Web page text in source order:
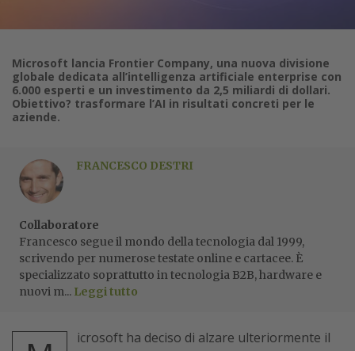
Microsoft lancia Frontier Company, una nuova divisione
globale dedicata all’intelligenza artificiale enterprise con
6.000 esperti e un investimento da 2,5 miliardi di dollari.
Obiettivo? trasformare l’AI in risultati concreti per le
aziende.
FRANCESCO DESTRI
Collaboratore
Francesco segue il mondo della tecnologia dal 1999,
scrivendo per numerose testate online e cartacee. È
specializzato soprattutto in tecnologia B2B, hardware e
nuovi m... Leggi tutto
icrosoft ha deciso di alzare ulteriormente il